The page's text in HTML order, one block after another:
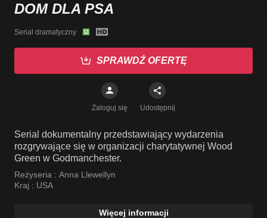
DOM DLA PSA
Serial dramatyczny
SPRAWDŹ OFERTĘ
Zaloguj się Udostępnij
Serial dokumentalny przedstawiający wydarzenia
rozgrywające się w organizacji charytatywnej Wood
Green w Godmanchester.
Reżyseria : Anna Llewellyn
Kraj : USA
Więcej informacji